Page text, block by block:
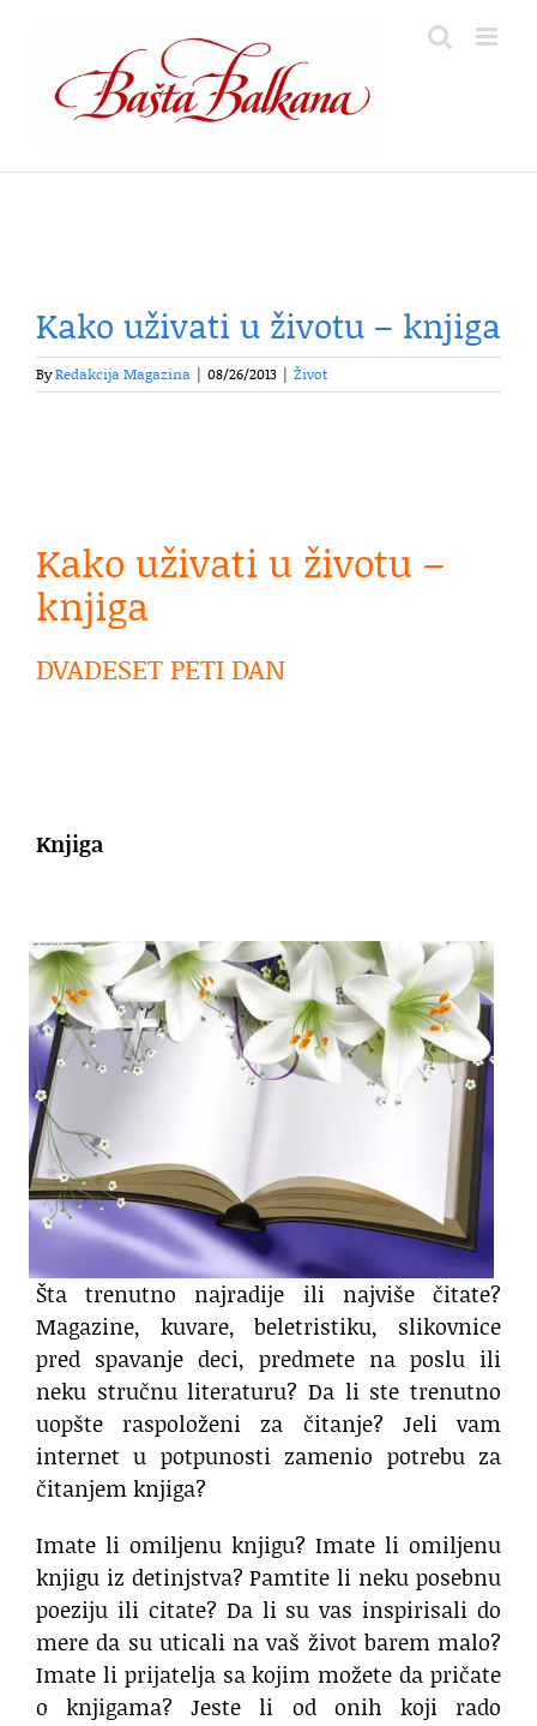
content
Kako uživati u životu – knjiga
ByRedakcija Magazina 08/26/2013 Život
Kako uživati u životu –
knjiga
DVADESET PETI DAN
Knjiga
Šta trenutno najradije ili najviše čitate?
Magazine, kuvare, beletristiku, slikovnice
pred spavanje deci, predmete na poslu ili
neku stručnu literaturu? Da li ste trenutno
uopšte raspoloženi za čitanje? Jeli vam
internet u potpunosti zamenio potrebu za
čitanjem knjiga?
Imate li omiljenu knjigu? Imate li omiljenu
knjigu iz detinjstva? Pamtite li neku posebnu
poeziju ili citate? Da li su vas inspirisali do
mere da su uticali na vaš život barem malo?
Imate li prijatelja sa kojim možete da pričate
o knjigama? Jeste li od onih koji rado